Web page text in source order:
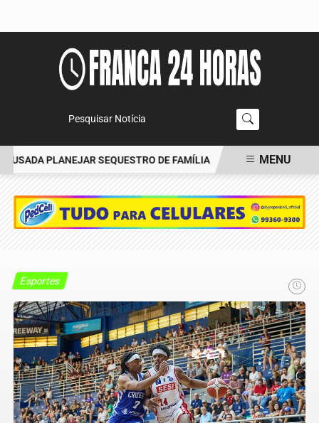
Pesquisar Notícia
PLANEJAR SEQUESTRO DE FAMÍLIA CARRO BATE EM
MENU
Esportes